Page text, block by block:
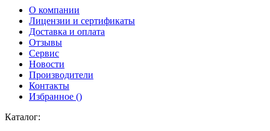
О компании
Лицензии и сертификаты
Доставка и оплата
Отзывы
Сервис
Новости
Производители
Контакты
Избранное ()
Каталог: